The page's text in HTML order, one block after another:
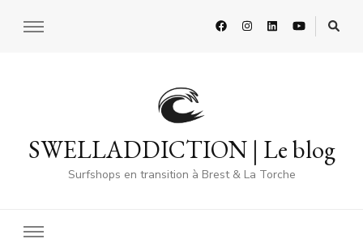
SWELLADDICTION | Le blog
Surfshops en transition à Brest & La Torche